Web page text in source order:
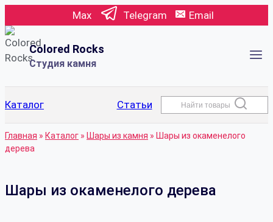
к
содержимому
Max Telegram Email
Colored Rocks
Студия камня
Каталог Статьи Найти товары
Главная » Каталог » Шары из камня » Шары из окаменелого
дерева
Шары из окаменелого дерева